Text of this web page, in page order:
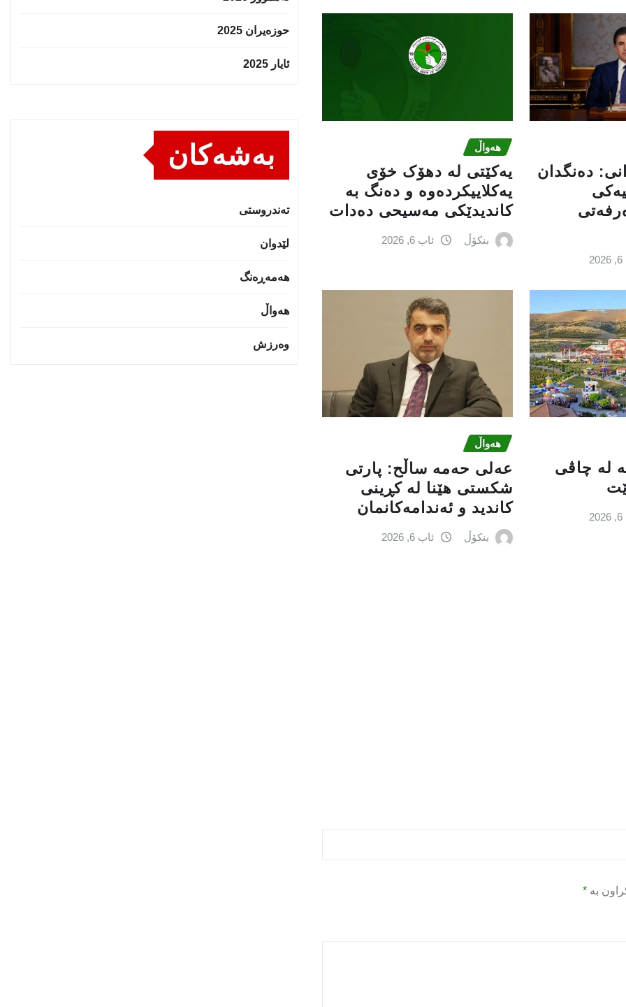
دەنگدان
هەواڵ
یەکێتی لە دهۆک خۆی
یەکلاییکردەوە و دەنگ بە
کاندیدێکی مەسیحی دەدات
بنکۆڵ ئاب 6, 2026
لە چاڤی
هەواڵ
عه‌لی‌ حه‌مه‌ ساڵح: پارتی‌
شكستی‌ هێنا له‌ كڕینی‌
كاندید و ئه‌ندامه‌كانمان
بنکۆڵ ئاب 6, 2026
بە *
حوزه‌یران 2025
ئایار 2025
بەشەکان
تەندروستى
لێدوان
هەمەڕەنگ
هەواڵ
وەرزش